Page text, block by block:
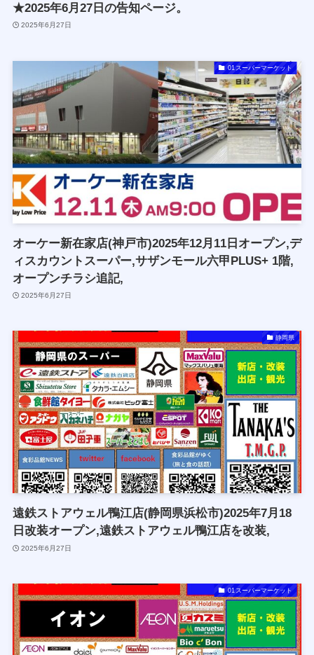
★2025年6月27日の告知ページ。
2025年6月27日
01スーパーマーケット
オーケー新在家店(神戸市)2025年12月11日オープン,デ
ィスカウントスーパー,サザンモール六甲PLUS+ 1階,
オープンチラシ追記,
2025年6月27日
静岡県
遠鉄ストアウェル鴨江店(静岡県浜松市)2025年7月18
日改装オープン,遠鉄ストアウェル鴨江店を改装,
2025年6月27日
01スーパーマーケット